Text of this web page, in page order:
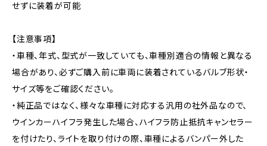
せずに装着が可能
【注意事項】
・車種、年式、型式が一致していても、車種別適合の情報と異なる
場合があり、必ずご購入前に車両に装着されているバルブ形状・
サイズ等をご確認ください。
・純正品ではなく、様々な車種に対応する汎用の社外品なので、
ウインカーハイフラ発生した場合、ハイフラ防止抵抗キャンセラー
を付けたり、ライトを取り付けの際、車種によるバンパー外した